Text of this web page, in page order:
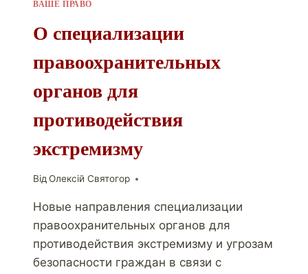
ВАШЕ ПРАВО
О специализации
правоохранительных
органов для
противодействия
экстремизму
ВідОлексій Святогор
Новые направления специализации
правоохранительных органов для
противодействия экстремизму и угрозам
безопасности граждан в связи с